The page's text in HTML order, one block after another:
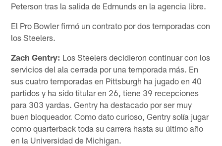
Peterson tras la salida de Edmunds en la agencia libre.
El Pro Bowler firmó un contrato por dos temporadas con
los Steelers.
Zach Gentry: Los Steelers decidieron continuar con los
servicios del ala cerrada por una temporada más. En
sus cuatro temporadas en Pittsburgh ha jugado en 40
partidos y ha sido titular en 26, tiene 39 recepciones
para 303 yardas. Gentry ha destacado por ser muy
buen bloqueador. Como dato curioso, Gentry solía jugar
como quarterback toda su carrera hasta su último año
en la Universidad de Michigan.